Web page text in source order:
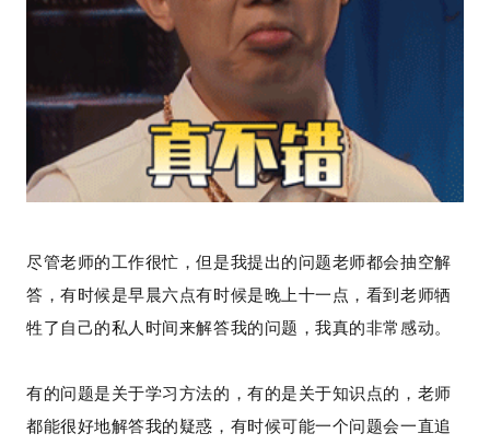
尽管老师的工作很忙，但是我提出的问题老师都会抽空解
答，有时候是早晨六点有时候是晚上十一点，看到老师牺
牲了自己的私人时间来解答我的问题，我真的非常感动。
有的问题是关于学习方法的，有的是关于知识点的，老师
都能很好地解答我的疑惑，有时候可能一个问题会一直追